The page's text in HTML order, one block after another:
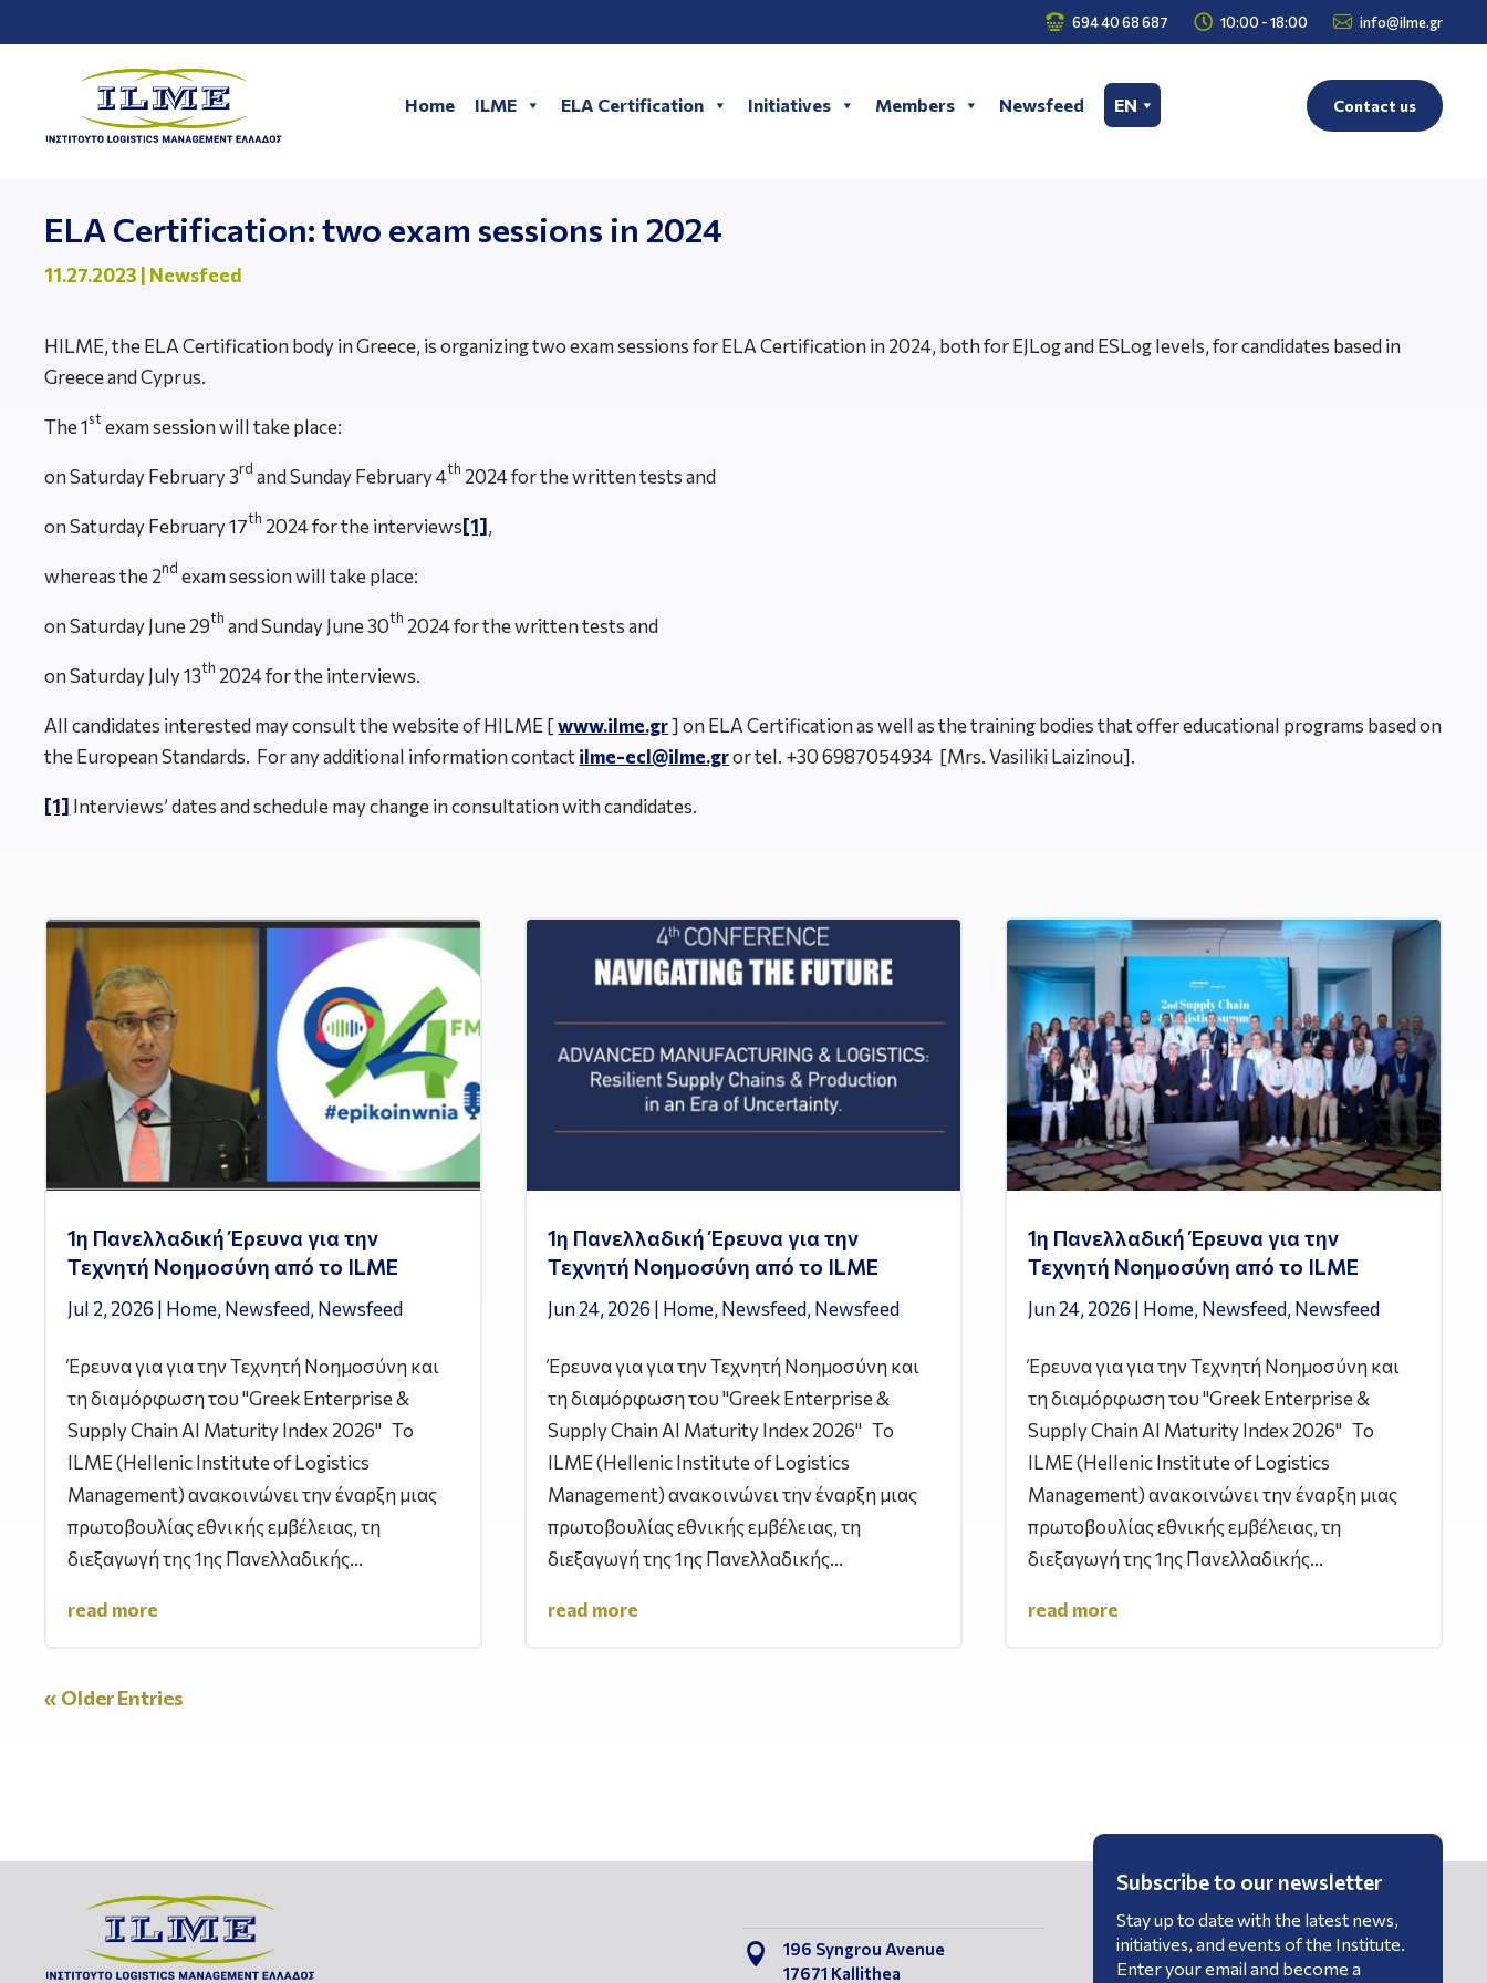
 694 40 68 687  10:00 - 18:00  info@ilme.gr
Home ILME ELA Certification Initiatives Members Newsfeed EN Contact us
ELA Certification: two exam sessions in 2024
11.27.2023 Newsfeed
HILME, the ELA Certification body in Greece, is organizing two exam sessions for ELA Certification in 2024, both for EJLog and ESLog levels, for candidates based in
Greece and Cyprus.
The 1stexam session will take place:
οn Saturday February 3rd and Sunday February 4th 2024 for the written tests and
on Saturday February 17th 2024 for the interviews[1],
whereas the 2nd exam session will take place:
οn Saturday June 29th and Sunday June 30th 2024 for the written tests and
on Saturday July 13th 2024 for the interviews.
All candidates interested may consult the website of HILME [www.ilme.gr] on ELA Certification as well as the training bodies that offer educational programs based on
the European Standards. For any additional information contact ilme-ecl@ilme.gror tel. +30 6987054934 [Mrs. Vasiliki Laizinou].
[1] Interviews’ dates and schedule may change in consultation with candidates.
1η Πανελλαδική Έρευνα για την
Τεχνητή Νοημοσύνη από το ILME
Jul 2, 2026 | Home, Newsfeed, Newsfeed
Έρευνα για για την Τεχνητή Νοημοσύνη και
τη διαμόρφωση του "Greek Enterprise &
Supply Chain AI Maturity Index 2026" Το
ILME (Hellenic Institute of Logistics
Management) ανακοινώνει την έναρξη μιας
πρωτοβουλίας εθνικής εμβέλειας, τη
διεξαγωγή της 1ης Πανελλαδικής...
read more
1η Πανελλαδική Έρευνα για την
Τεχνητή Νοημοσύνη από το ILME
Jun 24, 2026 | Home, Newsfeed, Newsfeed
Έρευνα για για την Τεχνητή Νοημοσύνη και
τη διαμόρφωση του "Greek Enterprise &
Supply Chain AI Maturity Index 2026" Το
ILME (Hellenic Institute of Logistics
Management) ανακοινώνει την έναρξη μιας
πρωτοβουλίας εθνικής εμβέλειας, τη
διεξαγωγή της 1ης Πανελλαδικής...
read more
1η Πανελλαδική Έρευνα για την
Τεχνητή Νοημοσύνη από το ILME
Jun 24, 2026 | Home, Newsfeed, Newsfeed
Έρευνα για για την Τεχνητή Νοημοσύνη και
τη διαμόρφωση του "Greek Enterprise &
Supply Chain AI Maturity Index 2026" Το
ILME (Hellenic Institute of Logistics
Management) ανακοινώνει την έναρξη μιας
πρωτοβουλίας εθνικής εμβέλειας, τη
διεξαγωγή της 1ης Πανελλαδικής...
read more
« Older Entries

196 Syngrou Avenue
17671 Kallithea
Subscribe to our newsletter
Stay up to date with the latest news,
initiatives, and events of the Institute.
Enter your email and become a